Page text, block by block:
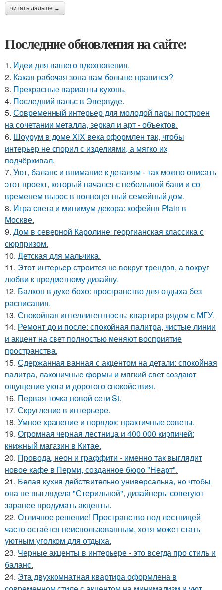
читать дальше →
Последние обновления на сайте:
1. Идеи для вашего вдохновения.
2. Какая рабочая зона вам больше нравится?
3. Прекрасные варианты кухонь.
4. Последний вальс в Эвервуде.
5. Современный интерьер для молодой пары построен
на сочетании металла, зеркал и арт - объектов.
6. Шоурум в доме XIX века оформлен так, чтобы
интерьер не спорил с изделиями, а мягко их
подчёркивал.
7. Уют, баланс и внимание к деталям - так можно описать
этот проект, который начался с небольшой бани и со
временем вырос в полноценный семейный дом.
8. Игра света и минимум декора: кофейня Plain в
Москве.
9. Дом в северной Каролине: георгианская классика с
сюрпризом.
10. Детская для мальчика.
11. Этот интерьер строится не вокруг трендов, а вокруг
любви к предметному дизайну.
12. Балкон в духе бохо: пространство для отдыха без
расписания.
13. Спокойная интеллигентность: квартира рядом с МГУ.
14. Ремонт до и после: спокойная палитра, чистые линии
и акцент на свет полностью меняют восприятие
пространства.
15. Сдержанная ванная с акцентом на детали: спокойная
палитра, лаконичные формы и мягкий свет создают
ощущение уюта и дорогого спокойствия.
16. Первая точка новой сети St.
17. Скругление в интерьере.
18. Умное хранение и порядок: практичные советы.
19. Огромная черная лестница и 400 000 кирпичей:
книжный магазин в Китае.
20. Провода, неон и граффити - именно так выглядит
новое кафе в Перми, созданное бюро "Неарт".
21. Белая кухня действительно универсальна, но чтобы
она не выглядела "Стерильной", дизайнеры советуют
заранее продумать акценты.
22. Отличное решение! Пространство под лестницей
часто остаётся неиспользованным, хотя может стать
уютным уголком для отдыха.
23. Черные акценты в интерьере - это всегда про стиль и
баланс.
24. Эта двухкомнатная квартира оформлена в